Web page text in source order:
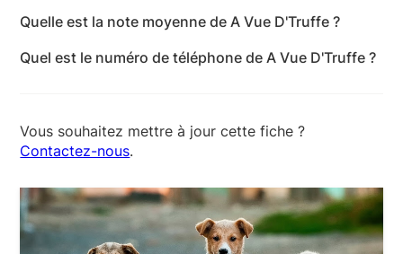
suivants : lundi: Fermé - mardi: 10:00-19:00 -
mercredi: 10:00-19:00 - jeudi: 10:00-19:00 - vendredi:
10:00-19:00 - samedi: Fermé - dimanche: Fermé
Quelle est la note moyenne de A Vue D'Truffe ?
moyenne de 5 sur 5.
Quel est le numéro de téléphone de A Vue D'Truffe ?
Vous souhaitez mettre à jour cette fiche ?
Contactez-nous.